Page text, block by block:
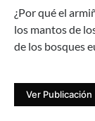
¿Por qué el
los mantos de
de los bosques
Ver Publicación